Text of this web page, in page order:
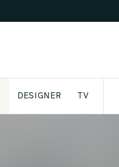
DESIGNER TV